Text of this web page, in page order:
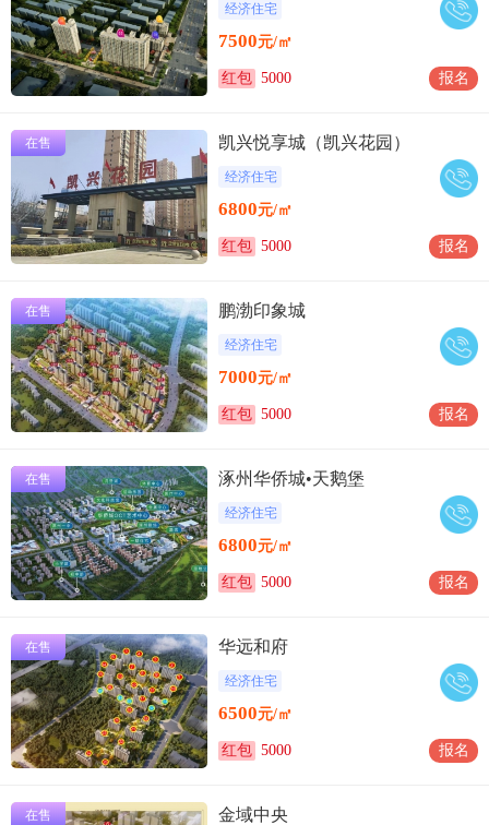
经济住宅
7500元/㎡
红包 5000 报名
在售 凯兴悦享城（凯兴花园）
经济住宅
6800元/㎡
红包 5000 报名
在售 鹏渤印象城
经济住宅
7000元/㎡
红包 5000 报名
在售 涿州华侨城•天鹅堡
经济住宅
6800元/㎡
红包 5000 报名
在售 华远和府
经济住宅
6500元/㎡
红包 5000 报名
在售 金域中央